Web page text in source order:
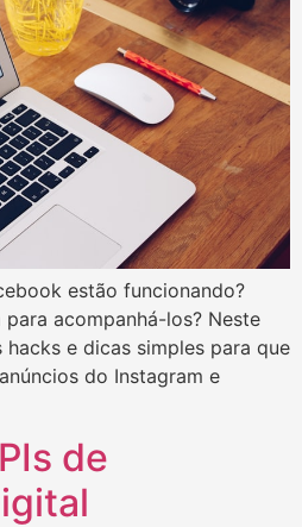
estão funcionando?
acompanhá-los? Neste
e dicas simples para que
do Instagram e
de